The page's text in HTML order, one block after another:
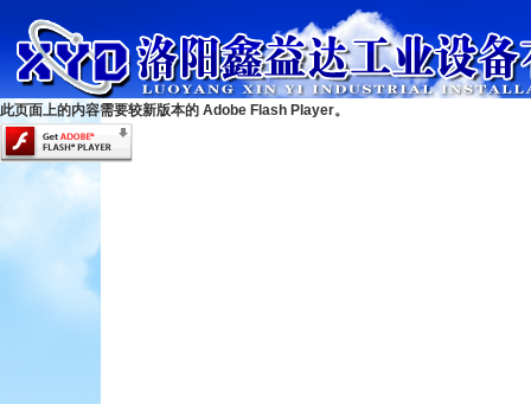
此页面上的内容需要较新版本的 Adobe Flash Player。